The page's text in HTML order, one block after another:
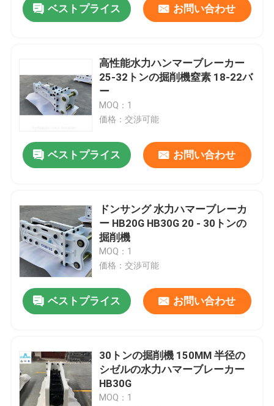
ベストプライス お問い合わせ
高性能水力ハンマーブレーカー
25-32トンの掘削機窒素 18-22バ
ー
MOQ：1
価格：交渉可能
ベストプライス お問い合わせ
ドンサング 水力ハマーブレーカ
ー HB20G HB30G 20 - 30トンの
掘削機
MOQ：1
価格：交渉可能
ベストプライス お問い合わせ
30トンの掘削機 150MM 半径の
シゼルの水力ハマーブレーカー
HB30G
MOQ：1